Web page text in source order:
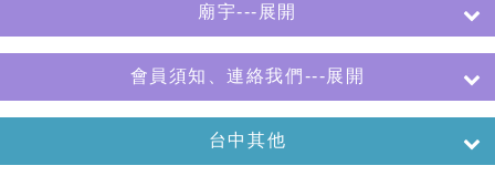
廟宇---展開
會員須知、連絡我們---展開
台中其他